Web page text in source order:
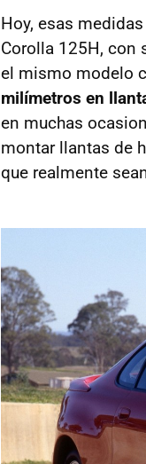
Hoy, esas
Corolla 125H, con
el mismo modelo
milímetros en
en muchas
montar llantas de
que realmente